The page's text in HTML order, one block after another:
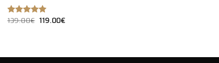
NOTE5.00
139.00€ LE
119.00€LE